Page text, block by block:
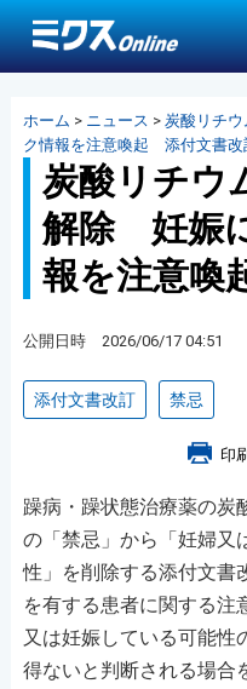
ホーム > ニュース > 炭酸リチ
ク情報を注意喚起 添付文書改
炭酸リチ
解除 妊娠
報を注意
公開日時 2026/06/17 04:51
添付文書改訂 禁忌
印
躁病・躁状態治療薬の炭
の「禁忌」から「妊婦又
性」を削除する添付文書
を有する患者に関する注
又は妊娠している可能性
得ないと判断される場合